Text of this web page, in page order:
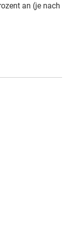
an (je nach